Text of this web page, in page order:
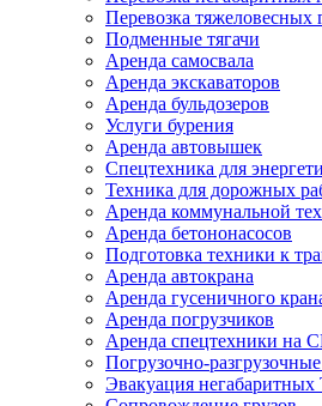
Перевозка тяжеловесных
Подменные тягачи
Аренда самосвала
Аренда экскаваторов
Аренда бульдозеров
Услуги бурения
Аренда автовышек
Спецтехника для
Техника для дорожных
Аренда коммунальной
Аренда бетононасосов
Подготовка техники к
Аренда автокрана
Аренда гусеничного
Аренда погрузчиков
Аренда спецтехники на
Погрузочно-
Эвакуация